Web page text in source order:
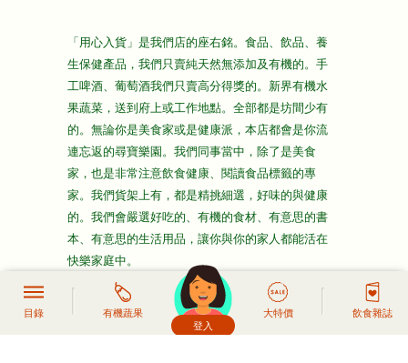
折上折大特價
主頁
隱私政策
「用心入貨」是我們店的座右銘。食品、飲品、養
生保健產品，我們只賣純天然無添加及有機的。手
工啤酒、葡萄酒我們只賣高分得獎的。新界有機水
果蔬菜，送到府上或工作地點。全部都是坊間少有
的。無論你是美食家或是健康派，本店都會是你流
連忘返的尋寶樂園。我們同事當中，除了是美食
家，也是非常注意飲食健康、閱讀食品標籤的專
家。我們貨架上有，都是精挑細選，好味的與健康
的。我們會嚴選好吃的、有機的食材、有意思的書
本、有意思的生活用品，讓你與你的家人都能活在
快樂家庭中。
目錄
有機蔬果
登入
頭像生成器: 快樂家庭網上店
大特價 飲食雜誌